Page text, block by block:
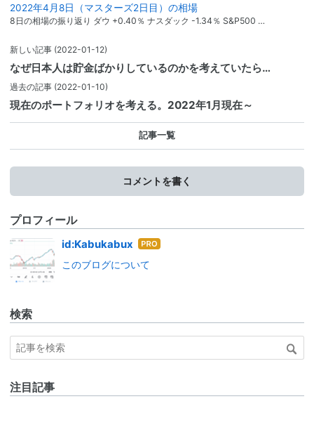
2022年4月8日（マスターズ2日目）の相場
8日の相場の振り返り ダウ +0.40％ ナスダック -1.34％ S&P500 …
新しい記事 (2022-01-12)
なぜ日本人は貯金ばかりしているのかを考えていたら…
過去の記事 (2022-01-10)
現在のポートフォリオを考える。2022年1月現在～
記事一覧
コメントを書く
プロフィール
id:Kabukabux はて
ログ
このブログについて
検索
注目記事